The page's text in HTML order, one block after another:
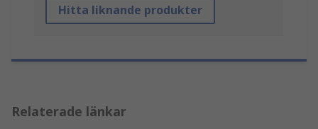
Hitta liknande produkter
Relaterade länkar